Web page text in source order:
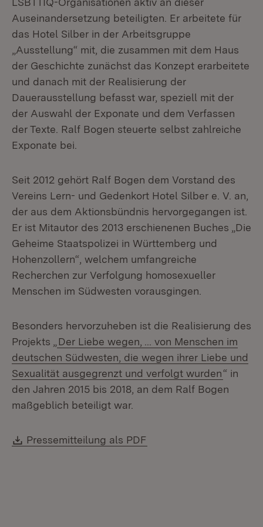
Auseinandersetzung beteiligten. Er arbeitete für
das Hotel Silber in der Arbeitsgruppe
„Ausstellung“ mit, die zusammen mit dem Haus
der Geschichte zunächst das Konzept erarbeitete
und danach mit der Realisierung der
Dauerausstellung befasst war, speziell mit der
der Auswahl der Exponate und dem Verfassen
der Texte. Ralf Bogen steuerte selbst zahlreiche
Exponate bei.
Seit 2012 gehört Ralf Bogen dem Vorstand des
Vereins Lern- und Gedenkort Hotel Silber e. V. an,
der aus dem Aktionsbündnis hervorgegangen ist.
Er ist Mitautor des 2013 erschienenen Buches „Die
Geheime Staatspolizei in Württemberg und
Hohenzollern“, welchem umfangreiche
Recherchen zur Verfolgung homosexueller
Menschen im Südwesten vorausgingen.
Besonders hervorzuheben ist die Realisierung des
Projekts „
Der Liebe wegen, ... von Menschen im
deutschen Südwesten, die wegen ihrer Liebe und
Sexualität ausgegrenzt und verfolgt wurden“ in
den Jahren 2015 bis 2018, an dem Ralf Bogen
maßgeblich beteiligt war.
Download:
Pressemitteilung als PDF